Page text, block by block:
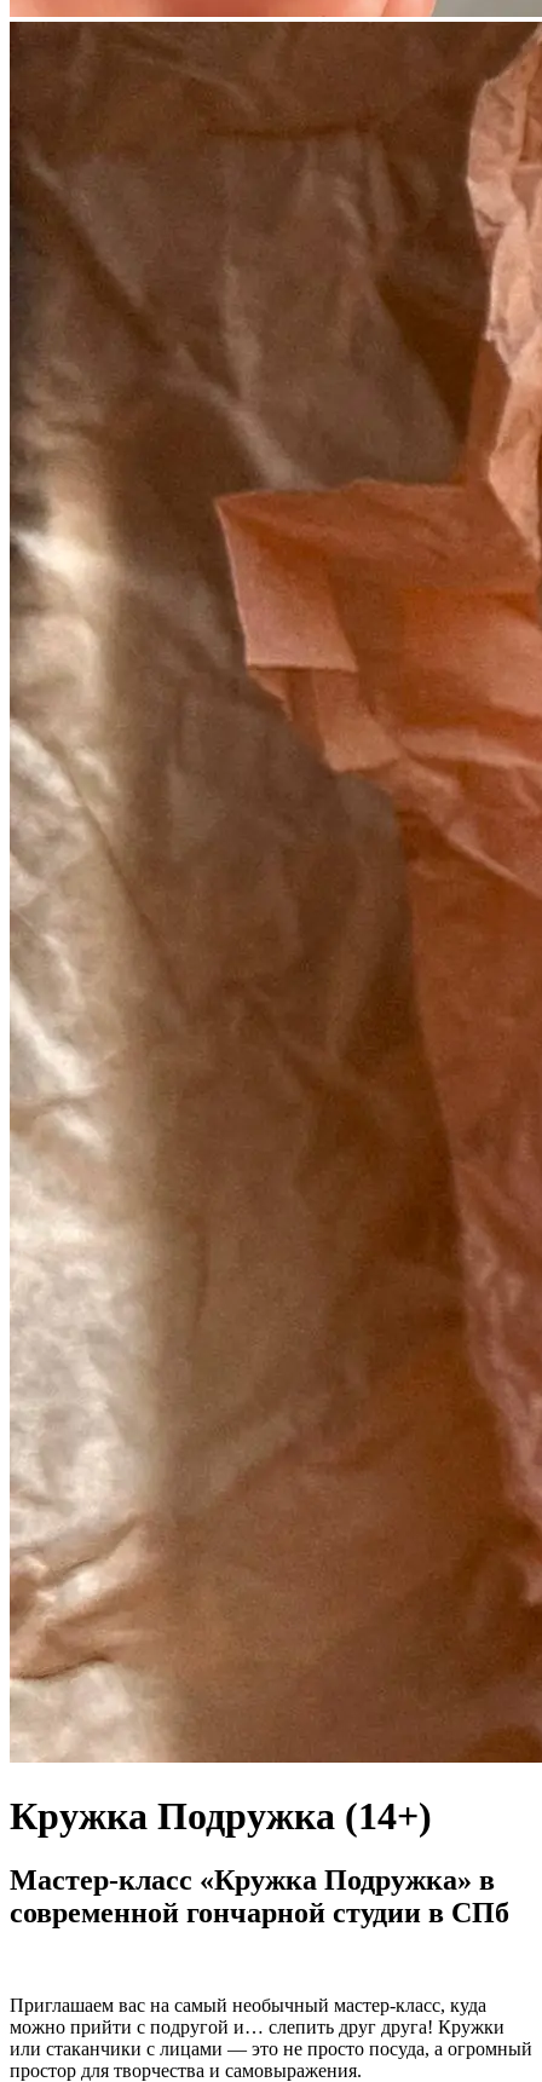
Кружка Подружка (14+)
Мастер-класс «Кружка Подружка» в
современной гончарной студии в СПб
Приглашаем вас на самый необычный мастер-класс, куда
можно прийти с подругой и… слепить друг друга! Кружки
или стаканчики с лицами — это не просто посуда, а огромный
простор для творчества и самовыражения.